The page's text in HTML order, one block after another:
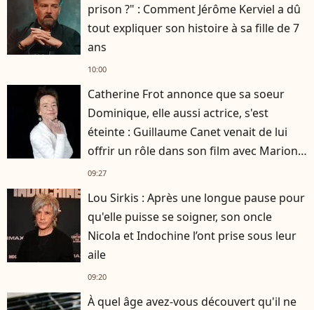
prison ?" : Comment Jérôme Kerviel a dû
tout expliquer son histoire à sa fille de 7
ans
10:00
Catherine Frot annonce que sa soeur
Dominique, elle aussi actrice, s'est
éteinte : Guillaume Canet venait de lui
offrir un rôle dans son film avec Marion
Cotillard
09:27
Lou Sirkis : Après une longue pause pour
qu'elle puisse se soigner, son oncle
Nicola et Indochine l’ont prise sous leur
aile
09:20
À quel âge avez-vous découvert qu'il ne